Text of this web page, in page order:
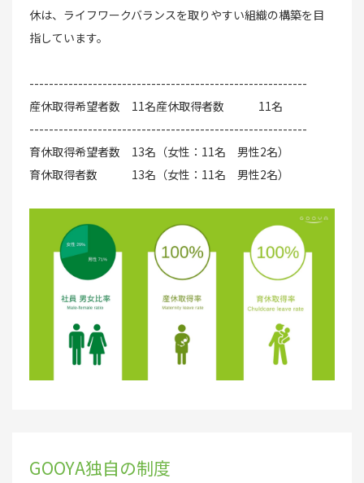
休は、ライフワークバランスを取りやすい組織の構築を目
指しています。
---------------------------------------------------------
産休取得希望者数 11名産休取得者数 11名
---------------------------------------------------------
育休取得希望者数 13名（女性：11名 男性2名）
育休取得者数 13名（女性：11名 男性2名）
GOOYA独自の制度